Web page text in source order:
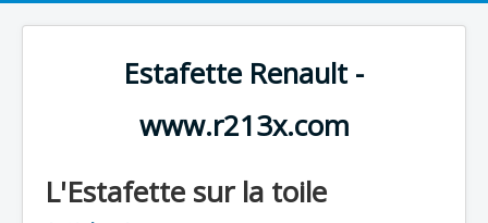
Estafette Renault -
www.r213x.com
L'Estafette sur la toile